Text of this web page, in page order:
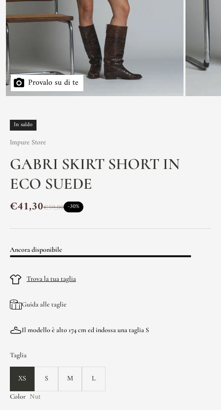
Provalo su di te
In saldo
Impure Store
GABRI SKIRT SHORT IN
ECO SUEDE
€41,30€59,00 -30%
Ancora disponibile
Trova la tua taglia
Guida alle taglie
Il modello è alto 174 cm ed indossa una taglia S
Taglia
XS S M L
Color Nut